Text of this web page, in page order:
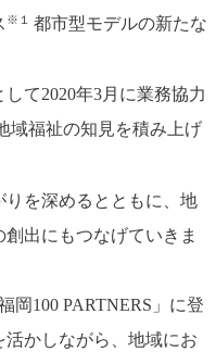
※１ 都市型モデルの新たな
て2020年3月に業務協力
域福祉の知見を積み上げ
を深めるとともに、地
出にもつなげていきま
岡100 PARTNERS」に登
かしながら、地域にお